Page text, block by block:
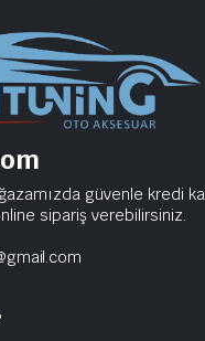
güvenle kredi
sipariş verebilirsiniz.